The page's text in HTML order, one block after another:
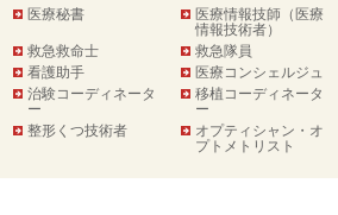
医療秘書
医療情報技師（医療
情報技術者）
救急救命士 救急隊員
看護助手
医療コンシェルジュ
治験コーディネータ
ー
移植コーディネータ
ー
整形くつ技術者
オプティシャン・オ
プトメトリスト